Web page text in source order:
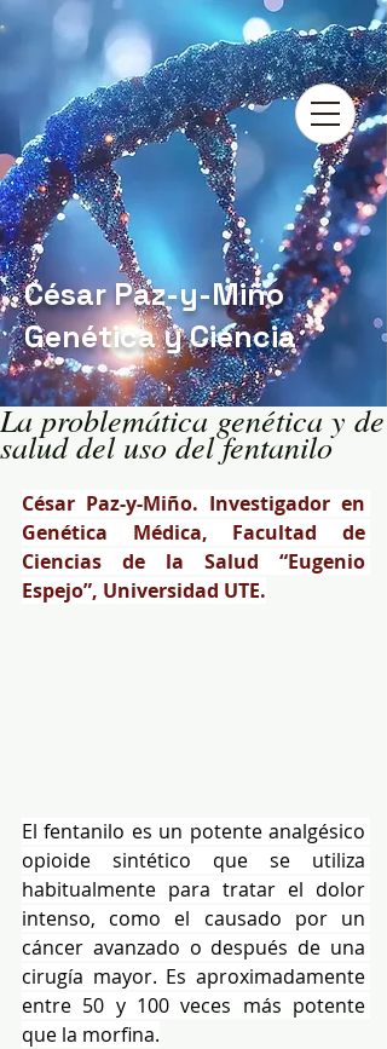
César Paz-y-Miño
Genética y Ciencia
La problemática genética y de
salud del uso del fentanilo
César Paz-y-Miño. Investigador en
Genética Médica, Facultad de
Ciencias de la Salud “Eugenio
Espejo”, Universidad UTE.
El fentanilo es un potente analgésico
opioide sintético que se utiliza
habitualmente para tratar el dolor
intenso, como el causado por un
cáncer avanzado o después de una
cirugía mayor. Es aproximadamente
entre 50 y 100 veces más potente
que la morfina.